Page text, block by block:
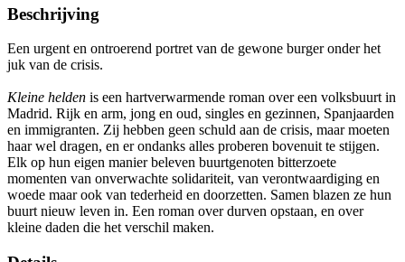
Beschrijving
Een urgent en ontroerend portret van de gewone burger onder het
juk van de crisis.
Kleine helden is een hartverwarmende roman over een volksbuurt in
Madrid. Rijk en arm, jong en oud, singles en gezinnen, Spanjaarden
en immigranten. Zij hebben geen schuld aan de crisis, maar moeten
haar wel dragen, en er ondanks alles proberen bovenuit te stijgen.
Elk op hun eigen manier beleven buurtgenoten bitterzoete
momenten van onverwachte solidariteit, van verontwaardiging en
woede maar ook van tederheid en doorzetten. Samen blazen ze hun
buurt nieuw leven in. Een roman over durven opstaan, en over
kleine daden die het verschil maken.